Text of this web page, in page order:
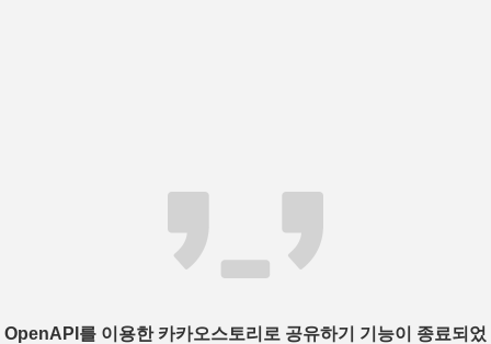
OpenAPI를 이용한 카카오스토리로 공유하기 기능이 종료되었